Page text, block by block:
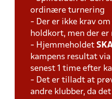
ordinære turnering
- Der er ikke krav
holdkort, men der
- Hjemmeholdet
kampens resultat via
senest 1 time efter
- Det er tilladt at
andre klubber, da det